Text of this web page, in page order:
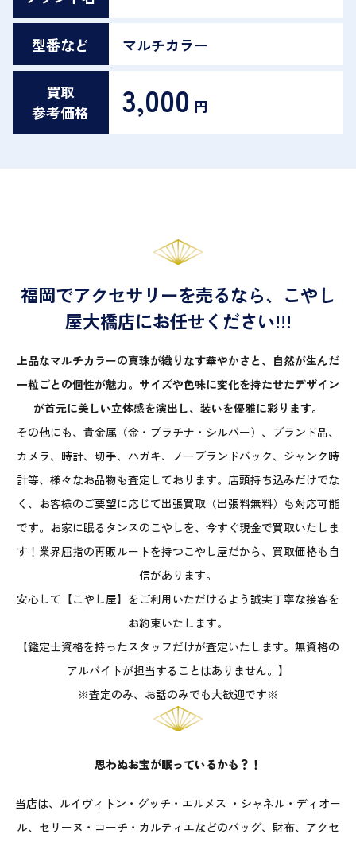
型番など マルチカラー
買取
参考価格
3,000 円
福岡でアクセサリーを売るなら、こやし
屋大橋店にお任せください!!!
上品なマルチカラーの真珠が織りなす華やかさと、自然が生んだ
一粒ごとの個性が魅力。サイズや色味に変化を持たせたデザイン
が首元に美しい立体感を演出し、装いを優雅に彩ります。
その他にも、貴金属（金・プラチナ・シルバー）、ブランド品、
カメラ、時計、切手、ハガキ、ノーブランドバック、ジャンク時
計等、様々なお品物も査定しております。店頭持ち込みだけでな
く、お客様のご要望に応じて出張買取（出張料無料）も対応可能
です。お家に眠るタンスのこやしを、今すぐ現金で買取いたしま
す！業界屈指の再販ルートを持つこやし屋だから、買取価格も自
信があります。
安心して【こやし屋】をご利用いただけるよう誠実丁寧な接客を
お約束いたします。
【鑑定士資格を持ったスタッフだけが査定いたします。無資格の
アルバイトが担当することはありません。】
※査定のみ、お話のみでも大歓迎です※
思わぬお宝が眠っているかも？！
当店は、ルイヴィトン・グッチ・エルメス ・シャネル・ディオー
ル、セリーヌ・コーチ・カルティエなどのバッグ、財布、アクセ